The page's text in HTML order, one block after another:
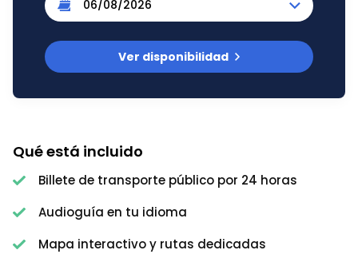
Ver disponibilidad
Qué está incluido
Billete de transporte público por 24 horas
Audioguía en tu idioma
Mapa interactivo y rutas dedicadas